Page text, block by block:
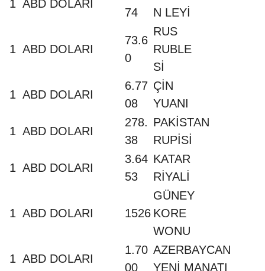
1 ABD DOLARI
74
N LEYİ
1 ABD DOLARI
73.6
0
RUS
RUBLE
Sİ
1 ABD DOLARI
6.77
08
ÇİN
YUANI
1 ABD DOLARI
278.
38
PAKİSTAN
RUPİSİ
1 ABD DOLARI
3.64
53
KATAR
RİYALİ
1 ABD DOLARI 1526
GÜNEY
KORE
WONU
1 ABD DOLARI
1.70
00
AZERBAYCAN
YENİ MANATI